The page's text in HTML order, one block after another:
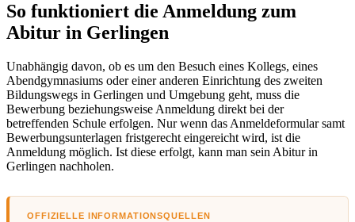
So funktioniert die Anmeldung zum
Abitur in Gerlingen
Unabhängig davon, ob es um den Besuch eines Kollegs, eines
Abendgymnasiums oder einer anderen Einrichtung des zweiten
Bildungswegs in Gerlingen und Umgebung geht, muss die
Bewerbung beziehungsweise Anmeldung direkt bei der
betreffenden Schule erfolgen. Nur wenn das Anmeldeformular samt
Bewerbungsunterlagen fristgerecht eingereicht wird, ist die
Anmeldung möglich. Ist diese erfolgt, kann man sein Abitur in
Gerlingen nachholen.
OFFIZIELLE INFORMATIONSQUELLEN